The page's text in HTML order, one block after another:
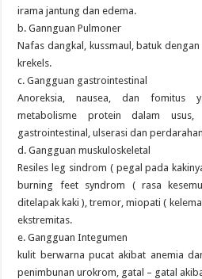
irama jantung dan edema.
b. Gannguan Pulmoner
Nafas dangkal, kussmaul, batuk
krekels.
c. Gangguan gastrointestinal
Anoreksia, nausea, dan fomitus
metabolisme protein dalam usus,
gastrointestinal, ulserasi dan
d. Gangguan muskuloskeletal
Resiles leg sindrom ( pegal pada
burning feet syndrom ( rasa
ditelapak kaki ), tremor, miopati (
ekstremitas.
e. Gangguan Integumen
kulit berwarna pucat akibat anemia
penimbunan urokrom, gatal – gatal